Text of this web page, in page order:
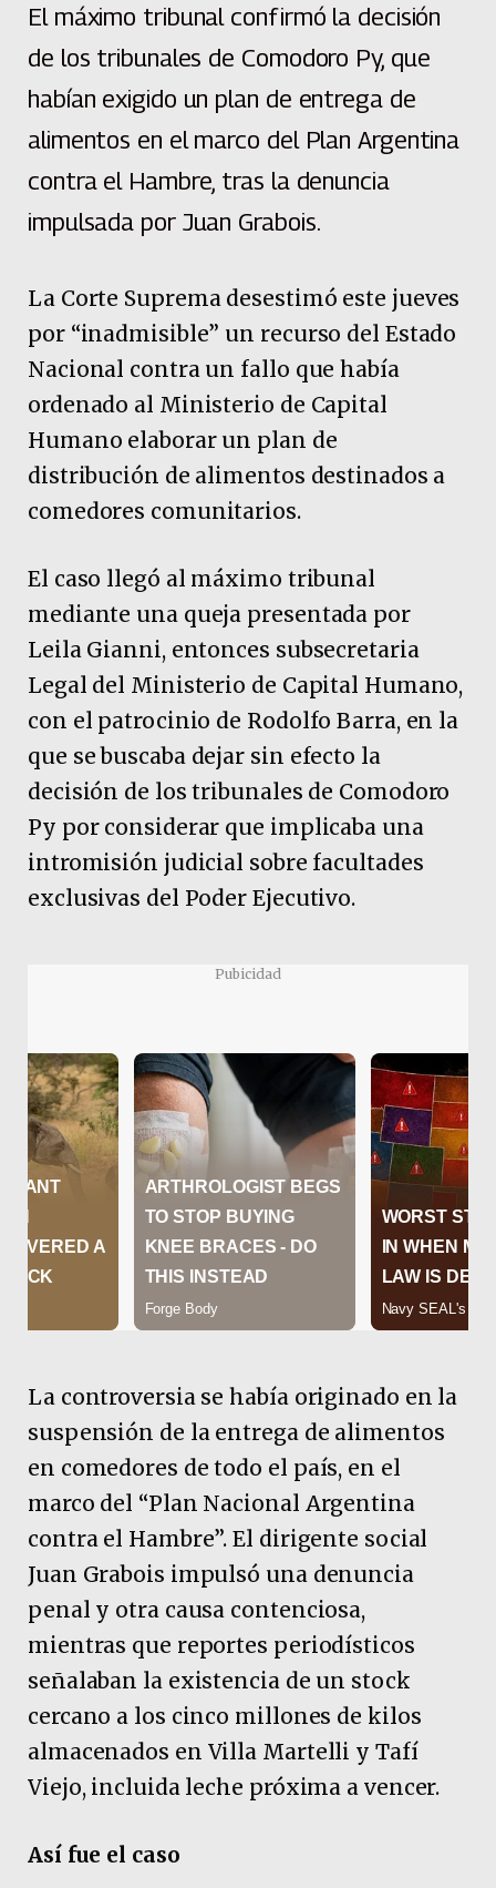
El máximo tribunal confirmó la decisión
de los tribunales de Comodoro Py, que
habían exigido un plan de entrega de
alimentos en el marco del Plan Argentina
contra el Hambre, tras la denuncia
impulsada por Juan Grabois.
La Corte Suprema desestimó este jueves
por “inadmisible” un recurso del Estado
Nacional contra un fallo que había
ordenado al Ministerio de Capital
Humano elaborar un plan de
distribución de alimentos destinados a
comedores comunitarios.
El caso llegó al máximo tribunal
mediante una queja presentada por
Leila Gianni, entonces subsecretaria
Legal del Ministerio de Capital Humano,
con el patrocinio de Rodolfo Barra, en la
que se buscaba dejar sin efecto la
decisión de los tribunales de Comodoro
Py por considerar que implicaba una
intromisión judicial sobre facultades
exclusivas del Poder Ejecutivo.
Pubicidad
La controversia se había originado en la
suspensión de la entrega de alimentos
en comedores de todo el país, en el
marco del “Plan Nacional Argentina
contra el Hambre”. El dirigente social
Juan Grabois impulsó una denuncia
penal y otra causa contenciosa,
mientras que reportes periodísticos
señalaban la existencia de un stock
cercano a los cinco millones de kilos
almacenados en Villa Martelli y Tafí
Viejo, incluida leche próxima a vencer.
Así fue el caso